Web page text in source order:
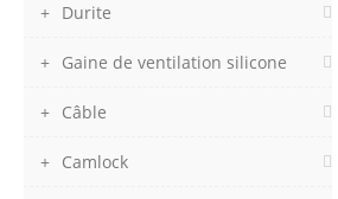
Durite
Gaine de ventilation silicone
Câble
Camlock